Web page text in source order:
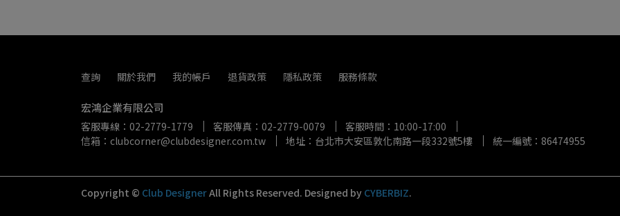
查詢 關於我們 我的帳戶 退貨政策 隱私政策 服務條款
宏鴻企業有限公司
客服專線：02-2779-1779 客服傳真：02-2779-0079
客服時間：10:00-17:00
信箱：clubcorner@clubdesigner.com.tw
地址：台北市大安區敦化南路一段332號5樓 統一編號：86474955
Copyright © Club DesignerAll Rights Reserved. Designed by CYBERBIZ.